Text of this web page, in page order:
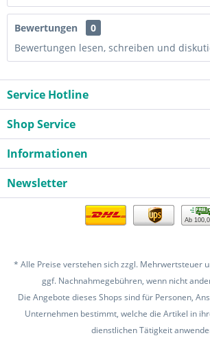
Bewertungen
0
Bewertungen lesen, schreiben und
Service Hotline
Shop Service
Informationen
Newsletter
Ab
* Alle Preise verstehen sich zzgl. Mehrwertsteuer
ggf. Nachnahmegebühren, wenn nicht
Die Angebote dieses Shops sind für Personen,
Unternehmen bestimmt, welche die Artikel in
dienstlichen Tätigkeit